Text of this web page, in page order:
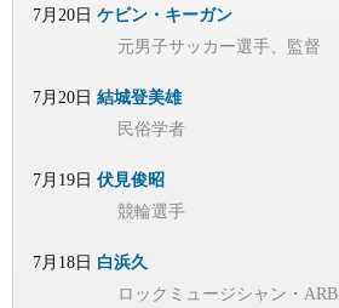
7月20日 ケビン・キーガン
元男子サッカー選手、監督
7月20日 結城登美雄
民俗学者
7月19日 伏見俊昭
競輪選手
7月18日 白浜久
ロックミュージシャン・ARB